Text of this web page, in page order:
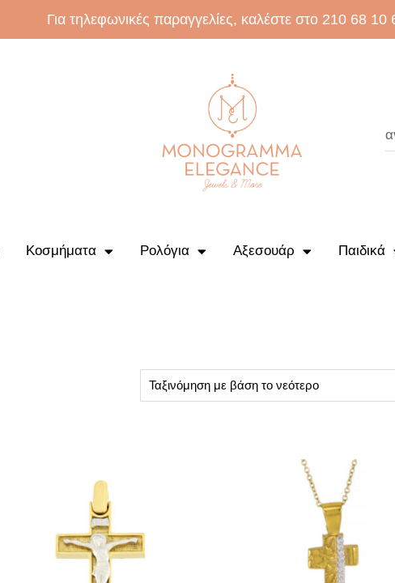
Για τηλεφωνικές παραγγελίες, καλέστε στο 210 68 10
Κοσμήματα Ρολόγια Αξεσουάρ Παιδικά